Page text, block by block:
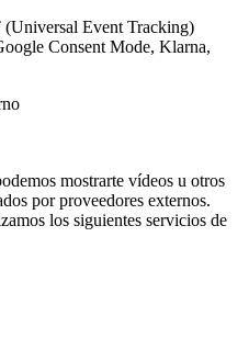
Event Tracking)
Consent Mode, Klarna,
mostrarte vídeos u otros
por proveedores externos.
los siguientes servicios de